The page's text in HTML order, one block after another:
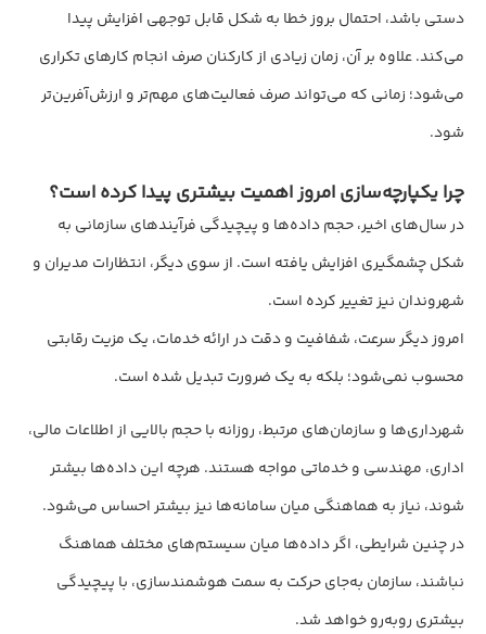
دستی باشد، احتمال بروز خطا به شکل قابل توجهی افزایش پیدا
می‌کند. علاوه بر آن، زمان زیادی از کارکنان صرف انجام کارهای تکراری
می‌شود؛ زمانی که می‌تواند صرف فعالیت‌های مهم‌تر و ارزش‌آفرین‌تر
شود.
چرا یکپارچه‌سازی امروز اهمیت بیشتری پیدا کرده است؟
در سال‌های اخیر، حجم داده‌ها و پیچیدگی فرآیندهای سازمانی به
شکل چشمگیری افزایش یافته است. از سوی دیگر، انتظارات مدیران و
شهروندان نیز تغییر کرده است.
امروز دیگر سرعت، شفافیت و دقت در ارائه خدمات، یک مزیت رقابتی
محسوب نمی‌شود؛ بلکه به یک ضرورت تبدیل شده است.
شهرداری‌ها و سازمان‌های مرتبط، روزانه با حجم بالایی از اطلاعات مالی،
اداری، مهندسی و خدماتی مواجه هستند. هرچه این داده‌ها بیشتر
شوند، نیاز به هماهنگی میان سامانه‌ها نیز بیشتر احساس می‌شود.
در چنین شرایطی، اگر داده‌ها میان سیستم‌های مختلف هماهنگ
نباشند، سازمان به‌جای حرکت به سمت هوشمندسازی، با پیچیدگی
بیشتری روبه‌رو خواهد شد.